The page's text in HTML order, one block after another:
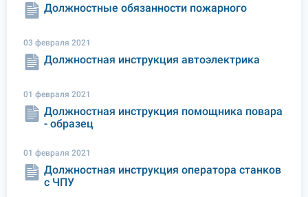
Должностные обязанности пожарного
03 февраля 2021
Должностная инструкция автоэлектрика
01 февраля 2021
Должностная инструкция помощника повара
- образец
01 февраля 2021
Должностная инструкция оператора станков
с ЧПУ